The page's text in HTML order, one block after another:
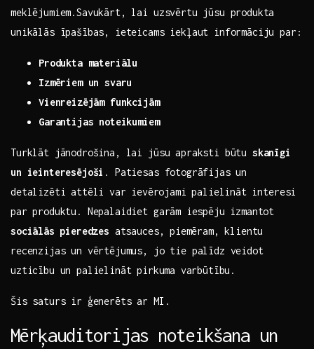
meklējumiem.Savukārt, lai uzsvērtu jūsu produkta
‌unikālās ‍īpašības, ieteicams ​iekļaut‌ informāciju par:
Produkta‌ materiālu
Izmēriem un svaru
Vienreizējām funkcijām
Garantijas noteikumiem
Turklāt jānodrošina, lai jūsu apraksti būtu skanīgi
un ieinteresējoši . Patiesas fotogrāfijas un ​
detalizēti attēli ⁢var⁤ ievērojami palielināt⁢ interesi
par produktu. Nepalaidiet garām⁤ iespēju izmantot
sociālās ⁢pieredzes atsauces, ⁢piemēram, klientu
recenzijas ‌un vērtējumus, jo​ tie palīdz veidot
‍uzticību un palielināt ⁤pirkuma⁢ varbūtību.
Šis saturs ir‌ ģenerēts ar MI.
Mērķauditorijas ‌noteikšana un